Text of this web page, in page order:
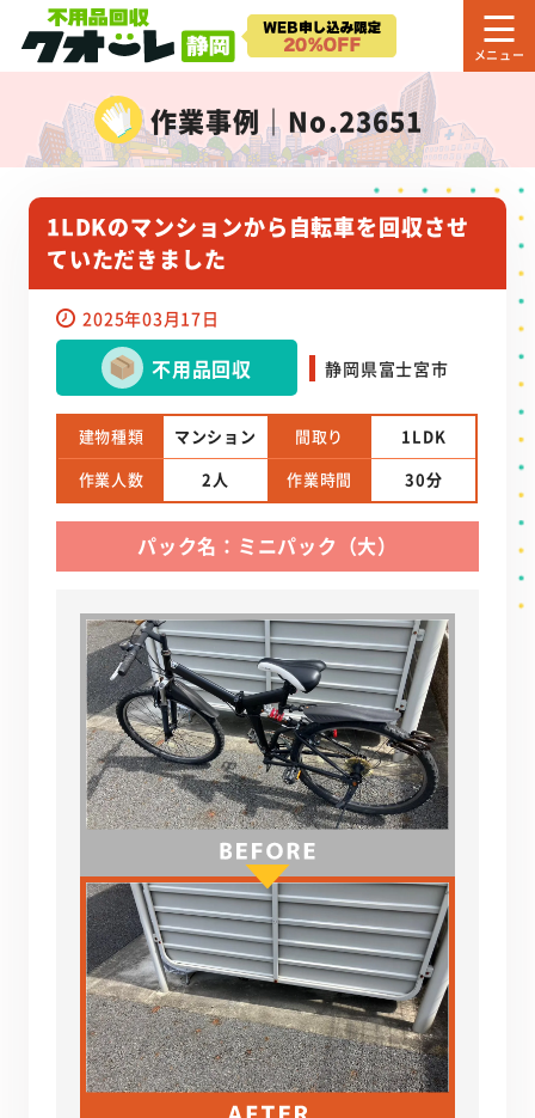
作業事例｜No.23651
1LDKのマンションから自転車を回収させ
ていただきました
2025年03月17日
不用品回収 静岡県富士宮市
建物種類 マンション 間取り
1LDK
作業人数
2人 作業時間 30分
パック名：ミニパック（大）